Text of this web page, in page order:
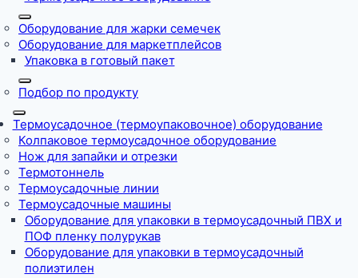
Оборудование для жарки семечек
Оборудование для маркетплейсов
Упаковка в готовый пакет
Подбор по продукту
Термоусадочное (термоупаковочное) оборудование
Колпаковое термоусадочное оборудование
Нож для запайки и отрезки
Термотоннель
Термоусадочные линии
Термоусадочные машины
Оборудование для упаковки в термоусадочный ПВХ и
ПОФ пленку полурукав
Оборудование для упаковки в термоусадочный
полиэтилен